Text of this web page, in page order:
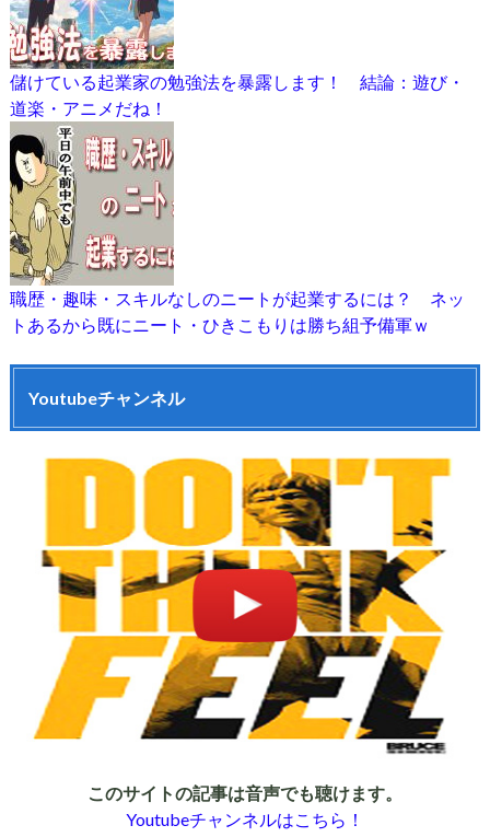
儲けている起業家の勉強法を暴露します！ 結論：遊び・
道楽・アニメだね！
職歴・趣味・スキルなしのニートが起業するには？ ネッ
トあるから既にニート・ひきこもりは勝ち組予備軍ｗ
Youtubeチャンネル
このサイトの記事は音声でも聴けます。
Youtubeチャンネルはこちら！